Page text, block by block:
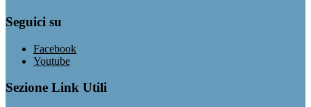
Seguici su
Facebook
Youtube
Sezione Link Utili